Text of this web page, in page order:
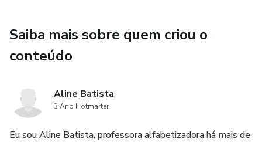
Formação de frases
Treino de letra cursiva
Saiba mais sobre quem criou o
conteúdo
Aline Batista
3 Ano Hotmarter
Eu sou Aline Batista, professora alfabetizadora há mais de